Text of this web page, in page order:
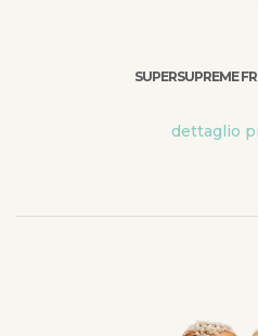
SUPERSUPREME
dettaglio